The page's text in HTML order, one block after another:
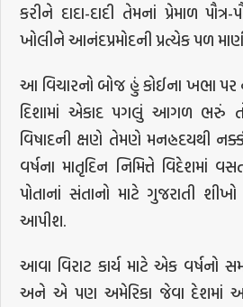
કરીને દાદા-દાદી તેમનાં પ્રેમાળ
ખોલીને આનંદપ્રમોદની પ્રત્યેક પળ
આ વિચારનો બોજ હું કોઈના ખભા
દિશામાં એકાદ પગલું આગળ ભરું
વિષાદની ક્ષણે તેમણે મનહ્રદયથી
વર્ષના માતૃદિન નિમિત્તે વિદેશમાં
પોતાનાં સંતાનો માટે ગુજરાતી
આપીશ.
આવા વિરાટ કાર્ય માટે એક
અને એ પણ અમેરિકા જેવા દેશમાં